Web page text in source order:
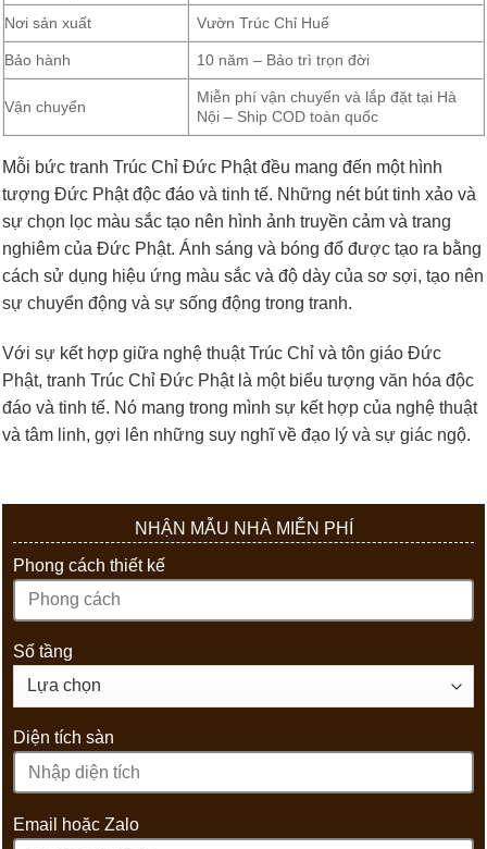
Nơi sản xuất Vườn Trúc Chỉ Huế
Bảo hành 10 năm – Bảo trì trọn đời
Vận chuyển
Miễn phí vận chuyển và lắp đặt tại Hà
Nội – Ship COD toàn quốc
Mỗi bức tranh Trúc Chỉ Đức Phật đều mang đến một hình
tượng Đức Phật độc đáo và tinh tế. Những nét bút tinh xảo và
sự chọn lọc màu sắc tạo nên hình ảnh truyền cảm và trang
nghiêm của Đức Phật. Ánh sáng và bóng đổ được tạo ra bằng
cách sử dụng hiệu ứng màu sắc và độ dày của sơ sợi, tạo nên
sự chuyển động và sự sống động trong tranh.
Với sự kết hợp giữa nghệ thuật Trúc Chỉ và tôn giáo Đức
Phật, tranh Trúc Chỉ Đức Phật là một biểu tượng văn hóa độc
đáo và tinh tế. Nó mang trong mình sự kết hợp của nghệ thuật
và tâm linh, gợi lên những suy nghĩ về đạo lý và sự giác ngộ.
NHẬN MẪU NHÀ MIỄN PHÍ
Phong cách thiết kế
Số tầng
Diện tích sàn
Email hoặc Zalo